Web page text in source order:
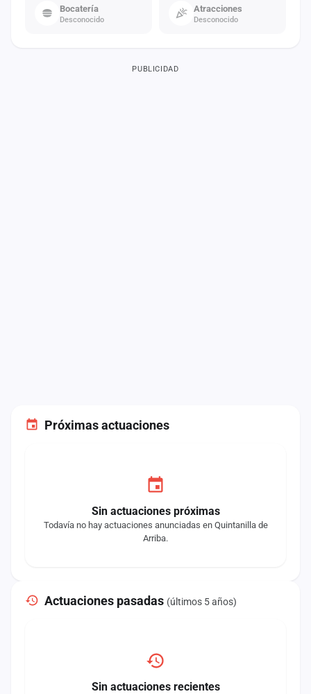
Próximas actuaciones
Sin actuaciones próximas
Todavía no hay actuaciones anunciadas en Quintanilla de
Arriba.
Actuaciones pasadas (últimos 5 años)
Sin actuaciones recientes
Bocatería
Desconocido
Atracciones
Desconocido
PUBLICIDAD